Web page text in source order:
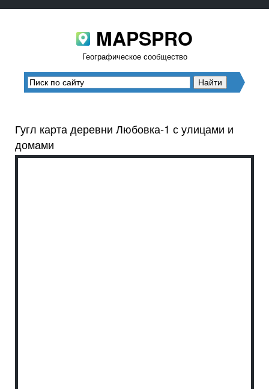
MAPSPRO
Географическое сообщество
Гугл карта деревни Любовка-1 с улицами и
домами